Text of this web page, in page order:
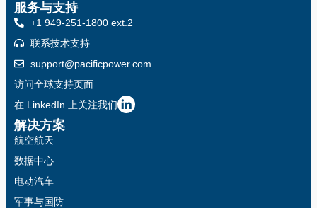
解决方案
航空航天
数据中心
电动汽车
军事与国防
服务与支持
+1 949-251-1800 ext.2
联系技术支持
support@pacificpower.com
访问全球支持页面
在 LinkedIn 上关注我们